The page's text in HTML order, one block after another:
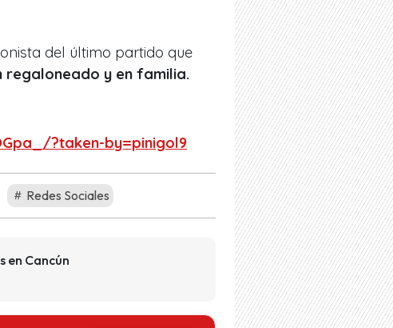
del último partido que
regaloneado y en familia.
?taken-by=pinigol9
Redes Sociales
en Cancún